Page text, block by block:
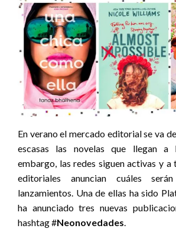
En verano el mercado editorial se va
escasas las novelas que llegan a
embargo, las redes siguen activas y a
editoriales anuncian cuáles
lanzamientos. Una de ellas ha sido
ha anunciado tres nuevas
hashtag #Neonovedades.